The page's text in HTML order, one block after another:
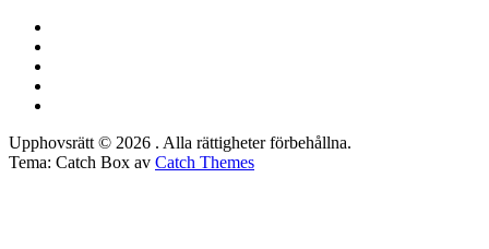
Upphovsrätt © 2026 . Alla rättigheter förbehållna.
Tema: Catch Box av Catch Themes